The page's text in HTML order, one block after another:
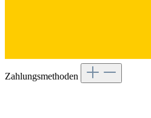
Zahlungsmethoden